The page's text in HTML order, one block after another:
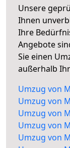
Unsere
Ihnen
Ihre
Angebote
Sie einen
außerhalb
Umzug von
Umzug von
Umzug von
Umzug von
Umzug von